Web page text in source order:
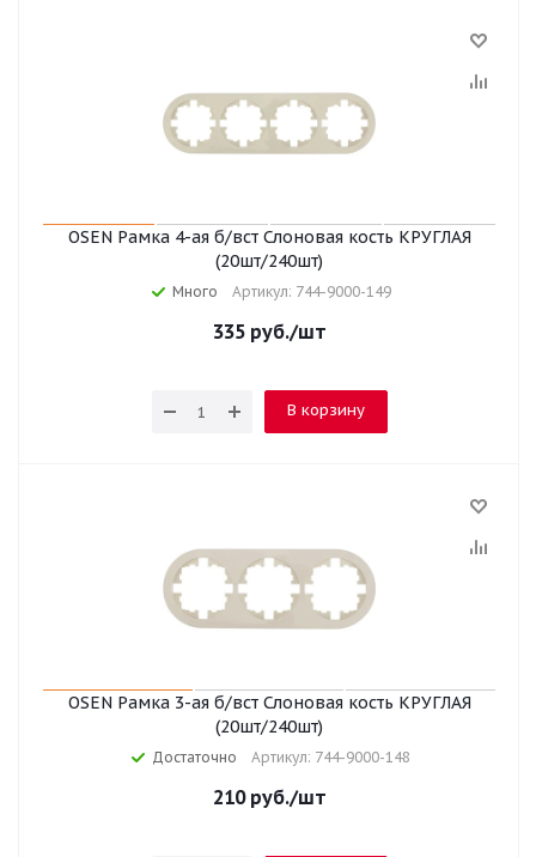
OSEN Рамка 4-ая б/вст Слоновая кость КРУГЛАЯ
(20шт/240шт)
Много Артикул: 744-9000-149
335руб./шт
В корзину
OSEN Рамка 3-ая б/вст Слоновая кость КРУГЛАЯ
(20шт/240шт)
Достаточно Артикул: 744-9000-148
210руб./шт